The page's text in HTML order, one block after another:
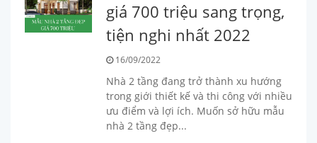
giá 700 triệu sang trọng,
tiện nghi nhất 2022
16/09/2022
Nhà 2 tầng đang trở thành xu hướng
trong giới thiết kế và thi công với nhiều
ưu điểm và lợi ích. Muốn sở hữu mẫu
nhà 2 tầng đẹp...